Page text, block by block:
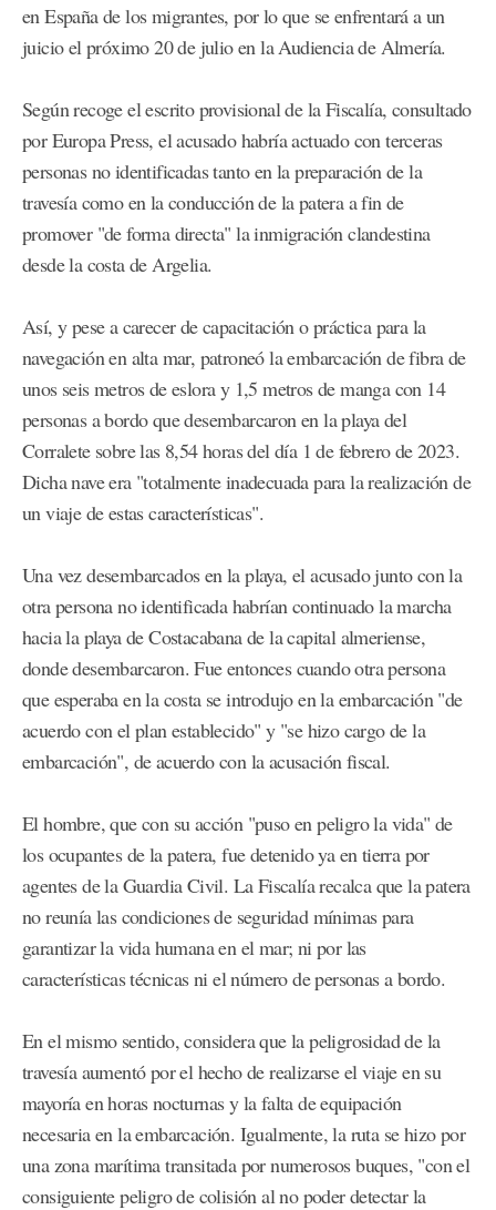
en España de los migrantes, por lo que se enfrentará a un
juicio el próximo 20 de julio en la Audiencia de Almería.
Según recoge el escrito provisional de la Fiscalía, consultado
por Europa Press, el acusado habría actuado con terceras
personas no identificadas tanto en la preparación de la
travesía como en la conducción de la patera a fin de
promover "de forma directa" la inmigración clandestina
desde la costa de Argelia.
Así, y pese a carecer de capacitación o práctica para la
navegación en alta mar, patroneó la embarcación de fibra de
unos seis metros de eslora y 1,5 metros de manga con 14
personas a bordo que desembarcaron en la playa del
Corralete sobre las 8,54 horas del día 1 de febrero de 2023.
Dicha nave era "totalmente inadecuada para la realización de
un viaje de estas características".
Una vez desembarcados en la playa, el acusado junto con la
otra persona no identificada habrían continuado la marcha
hacia la playa de Costacabana de la capital almeriense,
donde desembarcaron. Fue entonces cuando otra persona
que esperaba en la costa se introdujo en la embarcación "de
acuerdo con el plan establecido" y "se hizo cargo de la
embarcación", de acuerdo con la acusación fiscal.
El hombre, que con su acción "puso en peligro la vida" de
los ocupantes de la patera, fue detenido ya en tierra por
agentes de la Guardia Civil. La Fiscalía recalca que la patera
no reunía las condiciones de seguridad mínimas para
garantizar la vida humana en el mar; ni por las
características técnicas ni el número de personas a bordo.
En el mismo sentido, considera que la peligrosidad de la
travesía aumentó por el hecho de realizarse el viaje en su
mayoría en horas nocturnas y la falta de equipación
necesaria en la embarcación. Igualmente, la ruta se hizo por
una zona marítima transitada por numerosos buques, "con el
consiguiente peligro de colisión al no poder detectar la